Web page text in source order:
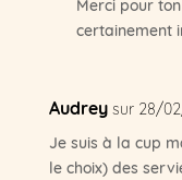
Merci pour
certainement
Audrey sur 28/
Je suis à la cup
le choix) des